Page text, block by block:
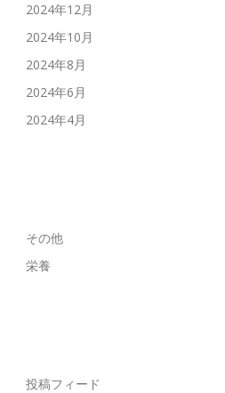
2024年12月
2024年10月
2024年8月
2024年6月
2024年4月
その他
栄養
投稿フィード